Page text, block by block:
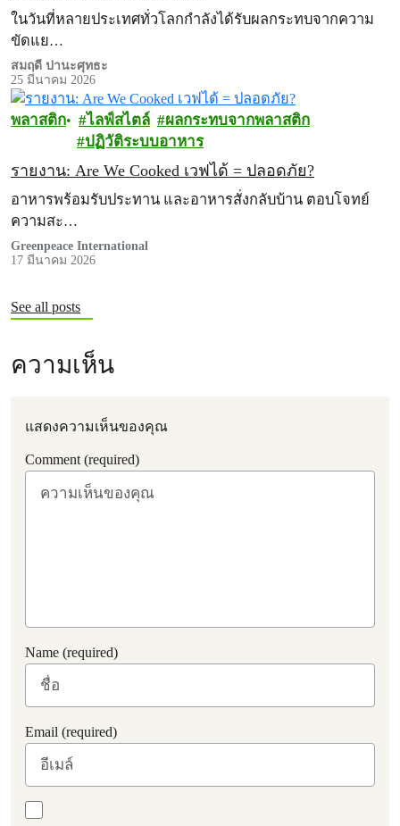
ในวันที่หลายประเทศทั่วโลกกำลังได้รับผลกระทบจากความ
ขัดแย…
สมฤดี ปานะศุทธะ
25 มีนาคม 2026
พลาสติก ไลฟ์สไตล์
ผลกระทบจากพลาสติก
ปฏิวัติระบบอาหาร
รายงาน: Are We Cooked เวฟได้ = ปลอดภัย?
อาหารพร้อมรับประทาน และอาหารสั่งกลับบ้าน ตอบโจทย์
ความสะ…
Greenpeace International
17 มีนาคม 2026
See all posts
ความเห็น
แสดงความเห็นของคุณ
Comment (required)
Name (required)
Email (required)